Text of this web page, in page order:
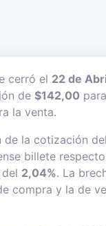
cerró el 22 de
de $142,00
la venta.
de la cotización
billete
2,04%. La
compra y la de